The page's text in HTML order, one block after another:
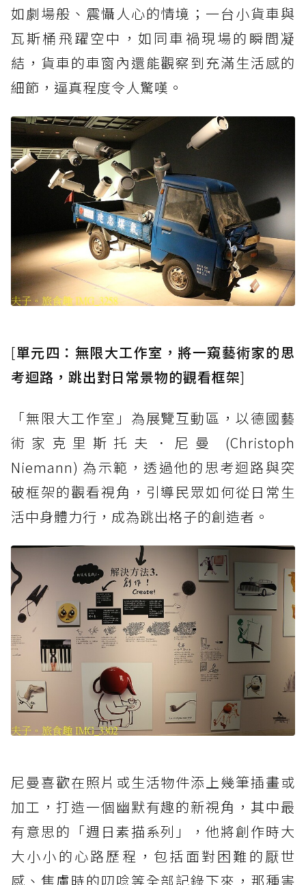
如劇場般、震懾人心的情境；一台小貨車與
瓦斯桶飛躍空中，如同車禍現場的瞬間凝
結，貨車的車窗內還能觀察到充滿生活感的
細節，逼真程度令人驚嘆。
[單元四：無限大工作室，將一窺藝術家的思
考迴路，跳出對日常景物的觀看框架]
「無限大工作室」為展覽互動區，以德國藝
術家克里斯托夫．尼曼 (Christoph
Niemann) 為示範，透過他的思考迴路與突
破框架的觀看視角，引導民眾如何從日常生
活中身體力行，成為跳出格子的創造者。
尼曼喜歡在照片或生活物件添上幾筆插畫或
加工，打造一個幽默有趣的新視角，其中最
有意思的「週日素描系列」，他將創作時大
大小小的心路歷程，包括面對困難的厭世
感、焦慮時的叨唸等全部記錄下來，那種害